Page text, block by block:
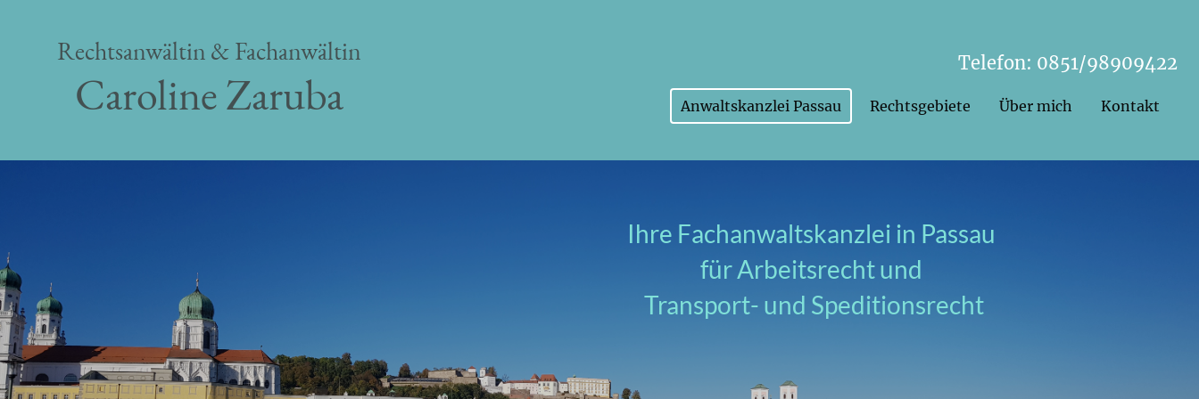
Rechtsanwältin & Fachanwältin
Caroline Zaruba
Telefon: 0851/98909422
Anwaltskanzlei Passau Rechtsgebiete Über mich Kontakt
Ihre Fachanwaltskanzlei in Passau
für Arbeitsrecht und
Transport- und Speditionsrecht